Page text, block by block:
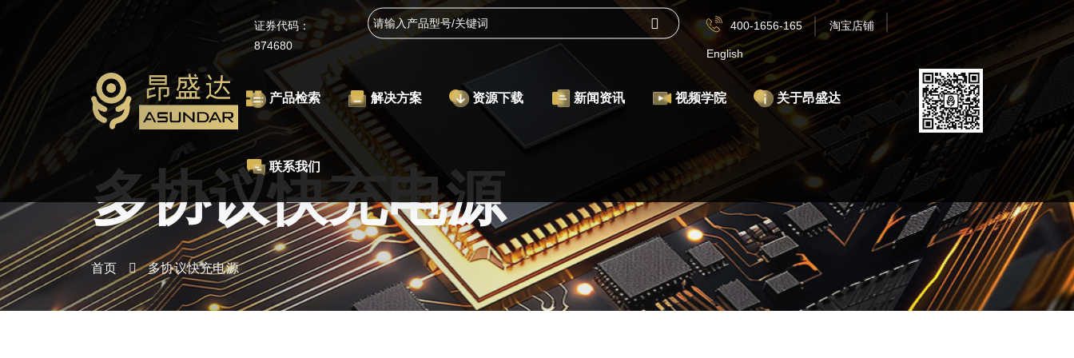
证券代码：
874680
400-1656-165 淘宝店铺
English
产品检索 解决方案 资源下载 新闻资讯 视频学院 关于昂盛达
联系我们
多协议快充电源
首页 多协议快充电源